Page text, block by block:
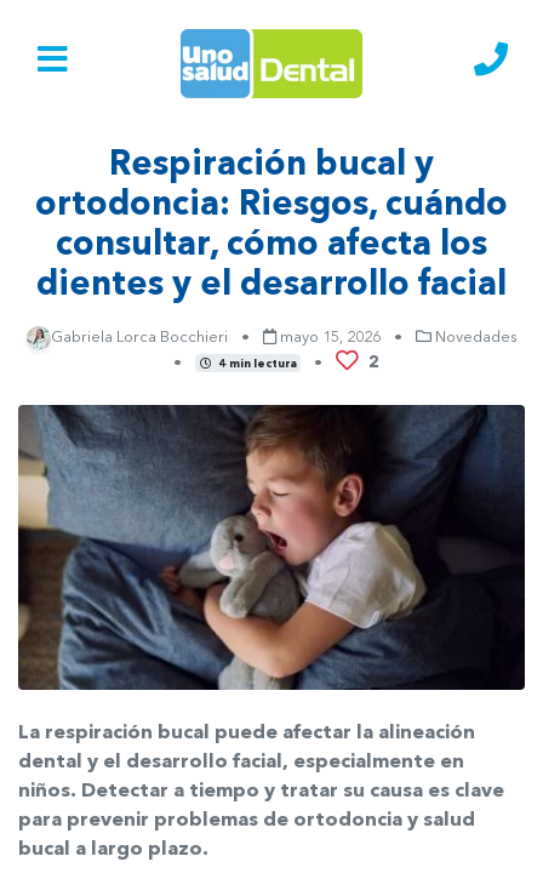
Respiración bucal y
ortodoncia: Riesgos, cuándo
consultar, cómo afecta los
dientes y el desarrollo facial
Gabriela Lorca Bocchieri • mayo 15, 2026 •
Novedades
•
4 min lectura • 2
La respiración bucal puede afectar la alineación
dental y el desarrollo facial, especialmente en
niños. Detectar a tiempo y tratar su causa es clave
para prevenir problemas de ortodoncia y salud
bucal a largo plazo.